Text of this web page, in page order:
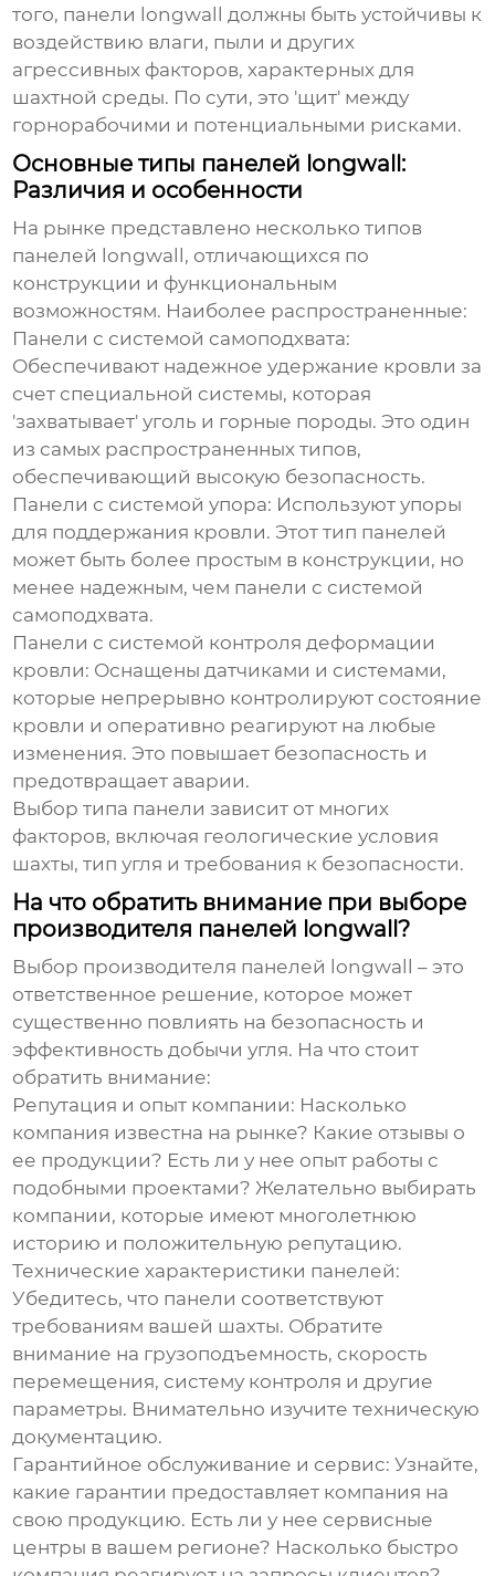
того, панели longwall должны быть устойчивы к
воздействию влаги, пыли и других
агрессивных факторов, характерных для
шахтной среды. По сути, это 'щит' между
горнорабочими и потенциальными рисками.
Основные типы панелей longwall:
Различия и особенности
На рынке представлено несколько типов
панелей longwall, отличающихся по
конструкции и функциональным
возможностям. Наиболее распространенные:
Панели с системой самоподхвата:
Обеспечивают надежное удержание кровли за
счет специальной системы, которая
'захватывает' уголь и горные породы. Это один
из самых распространенных типов,
обеспечивающий высокую безопасность.
Панели с системой упора: Используют упоры
для поддержания кровли. Этот тип панелей
может быть более простым в конструкции, но
менее надежным, чем панели с системой
самоподхвата.
Панели с системой контроля деформации
кровли: Оснащены датчиками и системами,
которые непрерывно контролируют состояние
кровли и оперативно реагируют на любые
изменения. Это повышает безопасность и
предотвращает аварии.
Выбор типа панели зависит от многих
факторов, включая геологические условия
шахты, тип угля и требования к безопасности.
На что обратить внимание при выборе
производителя панелей longwall?
Выбор производителя панелей longwall
– это
ответственное решение, которое может
существенно повлиять на безопасность и
эффективность добычи угля. На что стоит
обратить внимание:
Репутация и опыт компании: Насколько
компания известна на рынке? Какие отзывы о
ее продукции? Есть ли у нее опыт работы с
подобными проектами? Желательно выбирать
компании, которые имеют многолетнюю
историю и положительную репутацию.
Технические характеристики панелей:
Убедитесь, что панели соответствуют
требованиям вашей шахты. Обратите
внимание на грузоподъемность, скорость
перемещения, систему контроля и другие
параметры. Внимательно изучите техническую
документацию.
Гарантийное обслуживание и сервис: Узнайте,
какие гарантии предоставляет компания на
свою продукцию. Есть ли у нее сервисные
центры в вашем регионе? Насколько быстро